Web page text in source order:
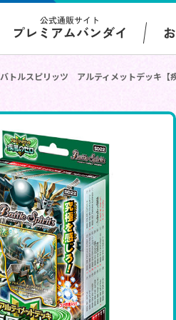
公式通販サイト
プレミアムバンダイ
バトルスピリッツ アルティメットデッキ【